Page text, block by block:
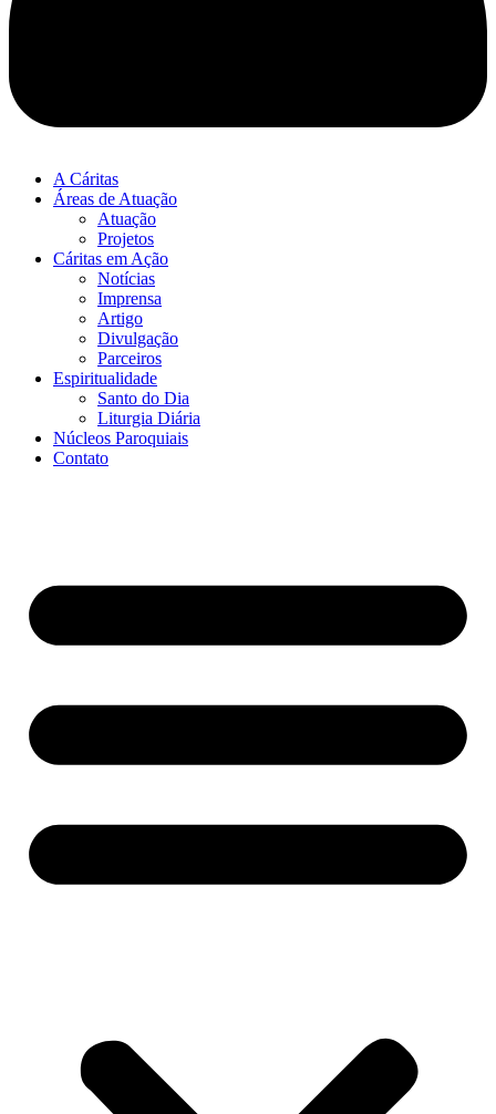
A Cáritas
Áreas de Atuação
Atuação
Projetos
Cáritas em Ação
Notícias
Imprensa
Artigo
Divulgação
Parceiros
Espiritualidade
Santo do Dia
Liturgia Diária
Núcleos Paroquiais
Contato